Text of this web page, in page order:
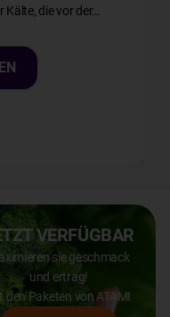
Kälte, die vor der…
VERFÜGBAR
sie geschmack
und ertrag!
den Paketen von ATAMI